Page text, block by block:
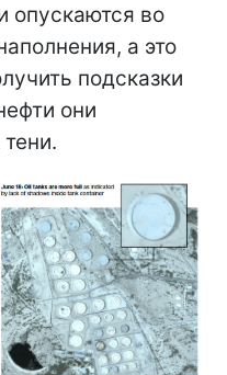
опускаются во
а это
подсказки
они